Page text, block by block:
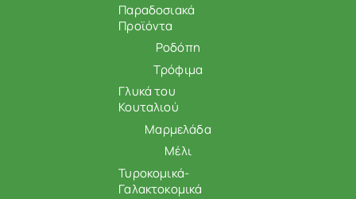
Παραδοσιακά
Προϊόντα
Ροδόπη
Τρόφιμα
Γλυκά του
Κουταλιού
Μαρμελάδα
Μέλι
Τυροκομικά-
Γαλακτοκομικά